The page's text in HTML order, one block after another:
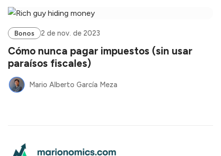
Bonos 2 de nov. de 2023
Cómo nunca pagar impuestos (sin usar
paraísos fiscales)
Mario Alberto García Meza